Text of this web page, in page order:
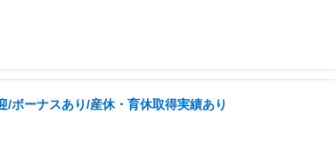
ボーナスあり/産休・育休取得実績あり